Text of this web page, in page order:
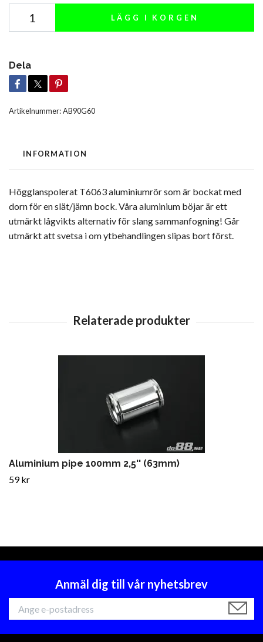
LÄGG I KORGEN
Dela
Artikelnummer:AB90G60
INFORMATION
Högglanspolerat T6063 aluminiumrör som är bockat med
dorn för en slät/jämn bock. Våra aluminium böjar är ett
utmärkt lågvikts alternativ för slang sammanfogning! Går
utmärkt att svetsa i om ytbehandlingen slipas bort först.
Aluminium pipe 100mm 2,5'' (63mm)
59 kr
Anmäl dig till vår nyhetsbrev